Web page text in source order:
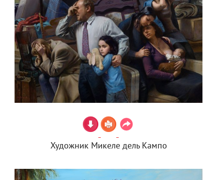
Художник Микеле дель Кампо